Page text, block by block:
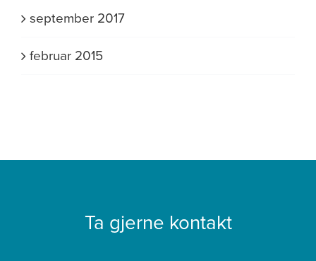
september 2017
februar 2015
Ta gjerne kontakt